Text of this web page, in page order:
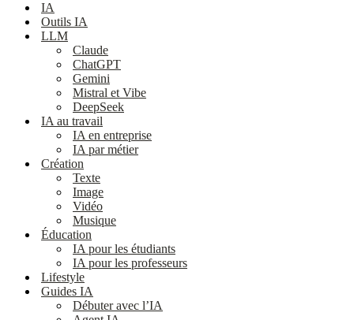
navigation
IA
Outils IA
LLM
Claude
ChatGPT
Gemini
Mistral et Vibe
DeepSeek
IA au travail
IA en entreprise
IA par métier
Création
Texte
Image
Vidéo
Musique
Éducation
IA pour les étudiants
IA pour les professeurs
Lifestyle
Guides IA
Débuter avec l’IA